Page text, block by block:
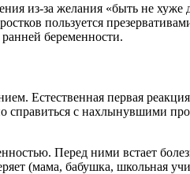
из-за желания «быть не
пользуется
беременности.
Естественная первая
справиться с нахлынувшими
Перед ними встает
(мама, бабушка, школьная